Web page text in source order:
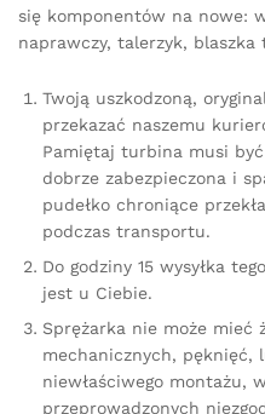
się komponentów na nowe:
naprawczy, talerzyk, blaszka
Twoją uszkodzoną,
przekazać naszemu
Pamiętaj turbina musi
dobrze zabezpieczona i
pudełko chroniące
podczas transportu.
Do godziny 15 wysyłka
jest u Ciebie.
Sprężarka nie może mieć
mechanicznych, pęknięć,
niewłaściwego montażu,
przeprowadzonych